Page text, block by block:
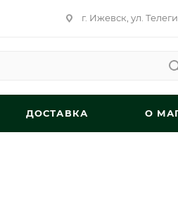
г. Ижевск, ул.
ДОСТАВКА О